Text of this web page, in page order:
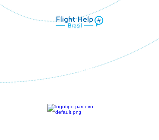
em parceria com